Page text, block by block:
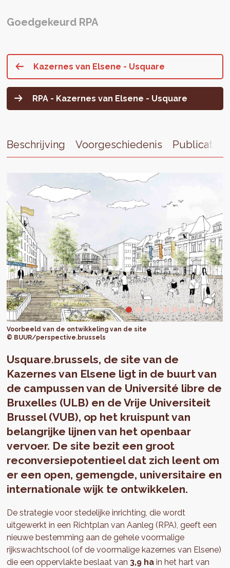
Goedgekeurd RPA
Kazernes van Elsene - Usquare
RPA - Kazernes van Elsene - Usquare
Beschrijving Voorgeschiedenis Publicaties
Voorbeeld van de ontwikkeling van de site
© BUUR/perspective.brussels
Usquare.brussels, de site van de
Kazernes van Elsene ligt in de buurt van
de campussen van de Université libre de
Bruxelles (ULB) en de Vrije Universiteit
Brussel (VUB), op het kruispunt van
belangrijke lijnen van het openbaar
vervoer. De site bezit een groot
reconversiepotentieel dat zich leent om
er een open, gemengde, universitaire en
internationale wijk te ontwikkelen.
De strategie voor stedelijke inrichting, die wordt
uitgewerkt in een Richtplan van Aanleg (RPA), geeft een
nieuwe bestemming aan de gehele voormalige
rijkswachtschool (of de voormalige kazernes van Elsene)
die een oppervlakte beslaat van 3,9 ha in het hart van